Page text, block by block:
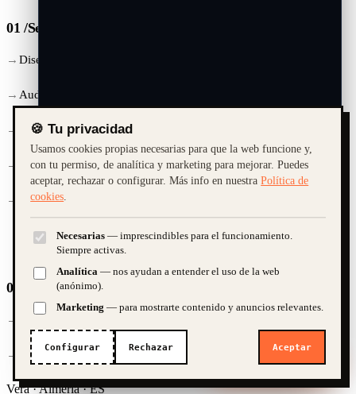
01 /Servicios
Diseño Web
Audiovisual
Marketing & SEO
Diseño Gráfico
Mantenimiento
02 / Contacto
+34 657 085 019
hola@platanitorico.com
Vera · Almería · ES
🍪 Tu privacidad
Usamos cookies propias necesarias para que la web funcione y,
con tu permiso, de analítica y marketing para mejorar. Puedes
aceptar, rechazar o configurar. Más info en nuestraPolítica de
cookies.
Necesarias— imprescindibles para el funcionamiento.
Siempre activas.
Analítica— nos ayudan a entender el uso de la web
(anónimo).
Marketing — para mostrarte contenido y anuncios relevantes.
Configurar Rechazar Aceptar
¿Cuánto cuesta una web? Quiero una tienda online
¿SEO y marketing?
IA · demo. Guardamos la conversación para poder atenderte; te atiende
una persona si hace falta.